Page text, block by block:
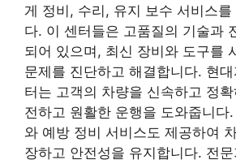
게 정비, 수리, 유지 보수 서비스를
다. 이 센터들은 고품질의 기술과
되어 있으며, 최신 장비와 도구를
문제를 진단하고 해결합니다. 현
터는 고객의 차량을 신속하고 정
전하고 원활한 운행을 도와줍니다
와 예방 정비 서비스도 제공하여
장하고 안전성을 유지합니다. 전